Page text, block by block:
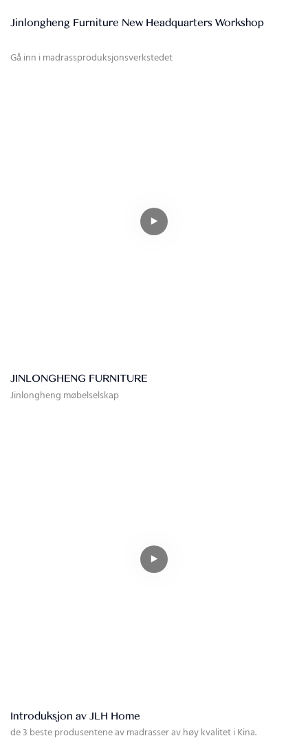
Jinlongheng Furniture New Headquarters Workshop
Gå inn i madrassproduksjonsverkstedet
JINLONGHENG FURNITURE
Jinlongheng møbelselskap
Introduksjon av JLH Home
de 3 beste produsentene av madrasser av høy kvalitet i Kina.